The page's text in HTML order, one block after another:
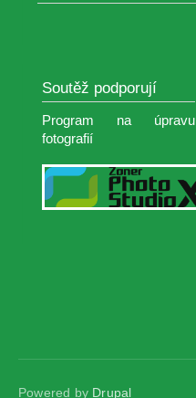
Soutěž podporují
Program na úpravu
fotografií
Powered by Drupal